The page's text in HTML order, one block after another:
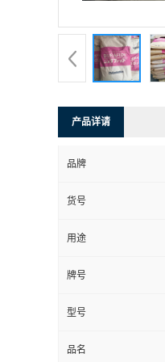
产品详请
品牌
货号
用途
牌号
型号
品名